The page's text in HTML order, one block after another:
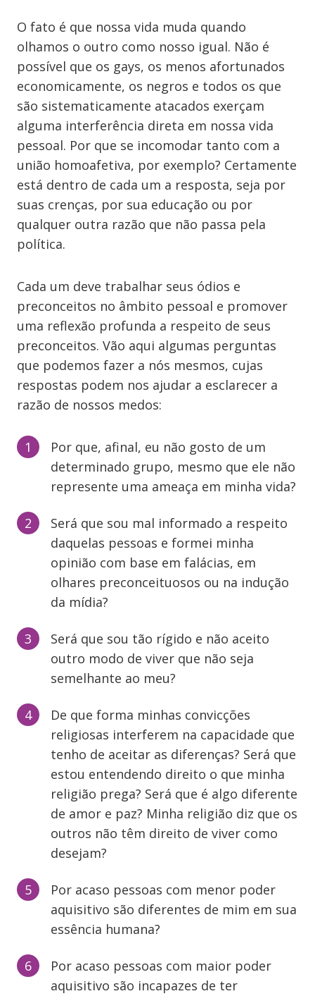
O fato é que nossa vida muda quando
olhamos o outro como nosso igual. Não é
possível que os gays, os menos afortunados
economicamente, os negros e todos os que
são sistematicamente atacados exerçam
alguma interferência direta em nossa vida
pessoal. Por que se incomodar tanto com a
união homoafetiva, por exemplo? Certamente
está dentro de cada um a resposta, seja por
suas crenças, por sua educação ou por
qualquer outra razão que não passa pela
política.
Cada um deve trabalhar seus ódios e
preconceitos no âmbito pessoal e promover
uma reflexão profunda a respeito de seus
preconceitos. Vão aqui algumas perguntas
que podemos fazer a nós mesmos, cujas
respostas podem nos ajudar a esclarecer a
razão de nossos medos:
Por que, afinal, eu não gosto de um
determinado grupo, mesmo que ele não
represente uma ameaça em minha vida?
Será que sou mal informado a respeito
daquelas pessoas e formei minha
opinião com base em falácias, em
olhares preconceituosos ou na indução
da mídia?
Será que sou tão rígido e não aceito
outro modo de viver que não seja
semelhante ao meu?
De que forma minhas convicções
religiosas interferem na capacidade que
tenho de aceitar as diferenças? Será que
estou entendendo direito o que minha
religião prega? Será que é algo diferente
de amor e paz? Minha religião diz que os
outros não têm direito de viver como
desejam?
Por acaso pessoas com menor poder
aquisitivo são diferentes de mim em sua
essência humana?
Por acaso pessoas com maior poder
aquisitivo são incapazes de ter